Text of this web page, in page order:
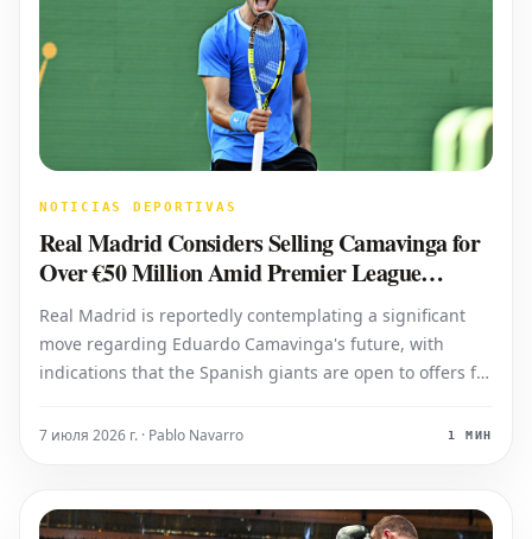
NOTICIAS DEPORTIVAS
Real Madrid Considers Selling Camavinga for
Over €50 Million Amid Premier League
Interest
Real Madrid is reportedly contemplating a significant
move regarding Eduardo Camavinga's future, with
indications that the Spanish giants are open to offers for
to Marca, the club might entertain proposals from
7 июля 2026 г. · Pablo Navarro 1 МИН